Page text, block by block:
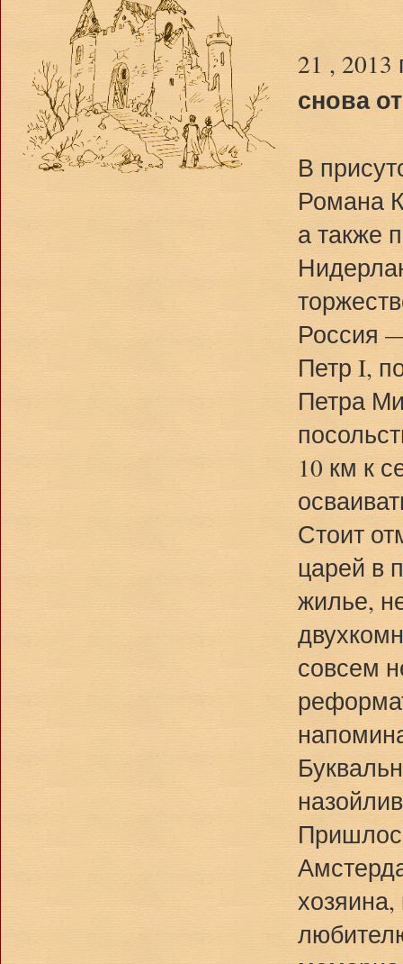
21 ,
снова
В
Романа
а также
Россия
Петр I,
Петра
10 км к
Стоит
царей в
жилье,
совсем